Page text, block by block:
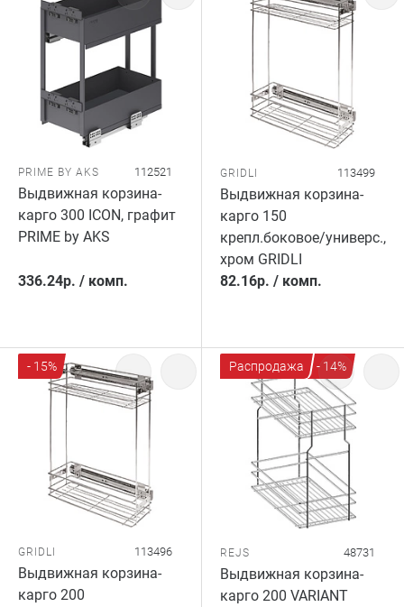
PRIME BY AKS 112521
Выдвижная корзина-
карго 300 ICON, графит
PRIME by AKS
336.24р. / комп.
GRIDLI 113499
Выдвижная корзина-
карго 150
крепл.боковое/универс.,
хром GRIDLI
82.16р. / комп.
- 15%
GRIDLI 113496
Выдвижная корзина-
карго 200
Распродажа - 14%
REJS 48731
Выдвижная корзина-
карго 200 VARIANT